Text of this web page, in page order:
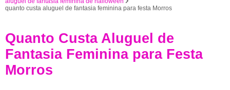
quanto custa aluguel de fantasia feminina para festa Morros
Quanto Custa Aluguel de
Fantasia Feminina para Festa
Morros